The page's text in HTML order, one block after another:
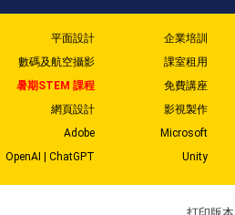
平面設計 企業培訓
數碼及航空攝影 課室租用
暑期STEM 課程 免費講座
網頁設計 影視製作
Adobe Microsoft
OpenAI | ChatGPT Unity